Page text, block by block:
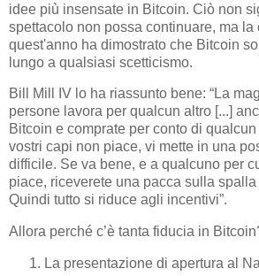
idee più insensate in Bitcoin. Ciò non
spettacolo non possa continuare, ma la
quest'anno ha dimostrato che Bitcoin
lungo a qualsiasi scetticismo.
Bill Mill IV lo ha riassunto bene: “La
persone lavora per qualcun altro [...]
Bitcoin e comprate per conto di
vostri capi non piace, vi mette in una
difficile. Se va bene, e a qualcuno per
piace, riceverete una pacca sulla
Quindi tutto si riduce agli incentivi”.
Allora perché c’è tanta fiducia in
La presentazione di apertura al